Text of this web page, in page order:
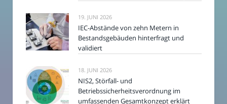
19. JUNI 2026
IEC-Abstände von zehn Metern in
Bestandsgebäuden hinterfragt und
validiert
18. JUNI 2026
NIS2, Störfall- und
Betriebssicherheitsverordnung im
umfassenden Gesamtkonzept erklärt